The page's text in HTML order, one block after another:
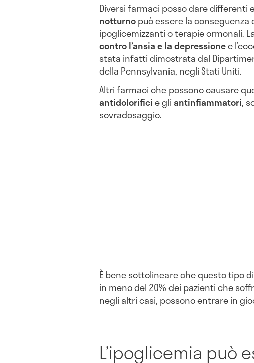
Diversi farmaci posso dare differenti
notturnopuò essere la conseguenza
ipoglicemizzanti o terapie ormonali.
contro l’ansia e la depressionee
stata infatti dimostrata dal
della Pennsylvania, negli Stati Uniti.
Altri farmaci che possono causare
antidolorificie gliantinfiammatori,
sovradosaggio.
È bene sottolineare che questo tipo
in meno del 20% dei pazienti che
negli altri casi, possono entrare in
L’ipoglicemia può